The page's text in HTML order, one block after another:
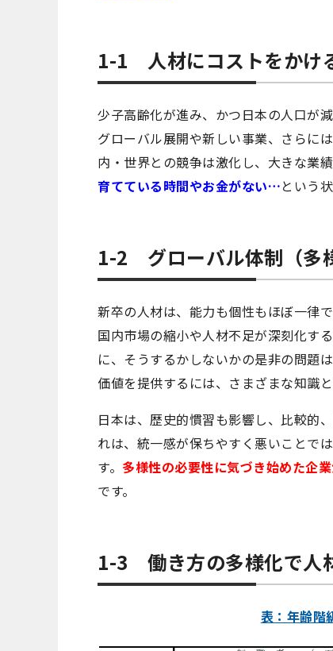
1-1 人材にコストをかけ
少子高齢化が進み、かつ日本の人口が
グローバル展開や新しい事業、さらに
内・世界との競争は激化し、大きな業
育てている時間やお金がない…という
1-2 グローバル体制（多
新卒の人材は、能力も個性もほぼ一律
国内市場の縮小や人材不足が深刻化す
に、そうするかしないかの是非の問題
価値を提供するには、さまざまな知識
日本は、歴史的慣習も影響し、比較的
れは、統一感が保ちやすく悪いことで
す。 多様性の必要性に気づき始めた企
です。
1-3 働き方の多様化で人
表：年齢階